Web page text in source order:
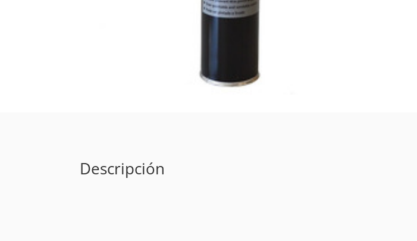
Descripción